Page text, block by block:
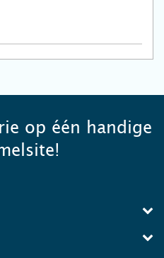
op één handige